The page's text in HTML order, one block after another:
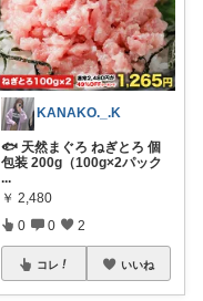
KANAKO._.K
🐟 天然まぐろ ねぎとろ 個
包装 200g（100g×2パック
...
￥ 2,480
0 0 2
コレ いいね